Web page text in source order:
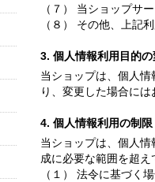
（７） 当ショップサ
（８） その他、上記
3. 個人情報利用目的の
当ショップは、個人
り、変更した場合には
4. 個人情報利用の制限
当ショップは、個人
成に必要な範囲を超え
（１） 法令に基づく